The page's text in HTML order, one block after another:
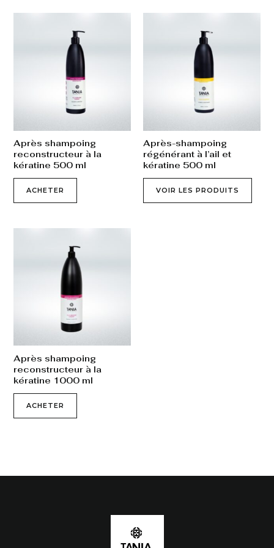
Après shampoing
reconstructeur à la
kératine 500 ml
ACHETER
Après-shampoing
régénérant à l’ail et
kératine 500 ml
VOIR LES PRODUITS
Après shampoing
reconstructeur à la
kératine 1000 ml
ACHETER